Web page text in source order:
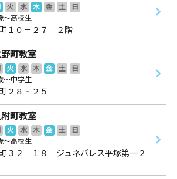
火 水 木 金 土
日
～高校生
１０－２７ ２階
町教室
火 水 木 金 土
日
～中学生
２８‐２５
附町教室
火 水 木 金 土
日
～高校生
３２－１８ ジュネパレス平塚第一２